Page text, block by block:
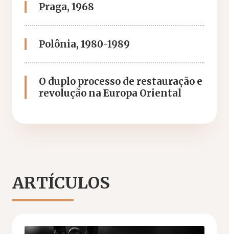
Praga, 1968
Polônia, 1980-1989
O duplo processo de restauração e
revolução na Europa Oriental
ARTÍCULOS